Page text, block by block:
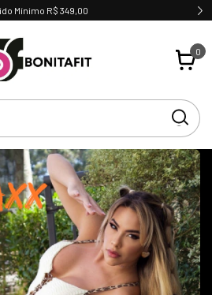
- Compre direto do fabricante
0